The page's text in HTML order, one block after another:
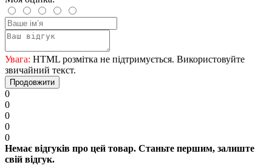
Увага: HTML розмітка не підтримується. Використовуйте
звичайний текст.
Продовжити
0
0
0
0
0
Немає відгуків про цей товар. Станьте першим, залиште
свій відгук.